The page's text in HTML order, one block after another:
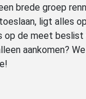
brede groep
ligt alles
op de meet
aankomen?